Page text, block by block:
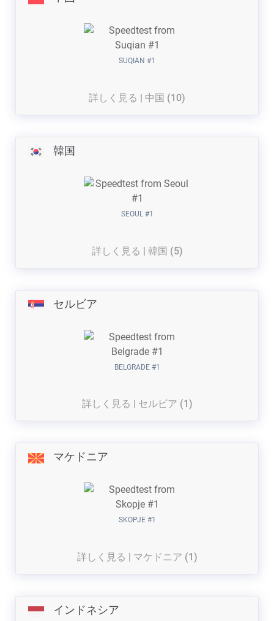
SUQIAN #1
詳しく見る | 中国 (10)
韓国
SEOUL #1
詳しく見る | 韓国 (5)
セルビア
BELGRADE #1
詳しく見る | セルビア (1)
マケドニア
SKOPJE #1
詳しく見る | マケドニア (1)
インドネシア